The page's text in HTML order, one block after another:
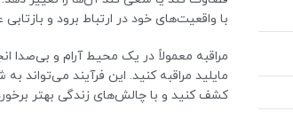
با واقعیت‌های خود در ارتباط برود و
مراقبه معمولاً در یک محیط آرام و بی‌صدا
مایلید مراقبه کنید. این فرآیند می‌تواند
کشف کنید و با چالش‌های زندگی بهتر